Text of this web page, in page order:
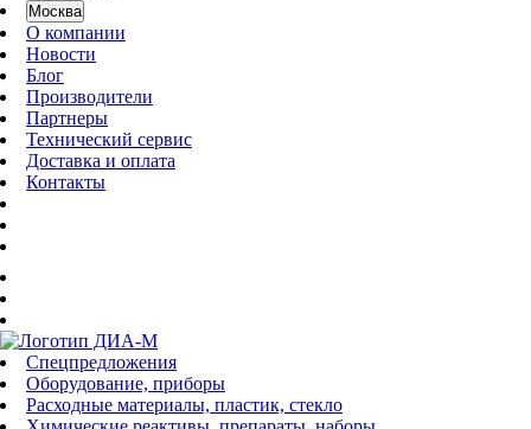
Москва
О компании
Новости
Блог
Производители
Партнеры
Технический сервис
Доставка и оплата
Контакты
Спецпредложения
Оборудование, приборы
Расходные материалы, пластик, стекло